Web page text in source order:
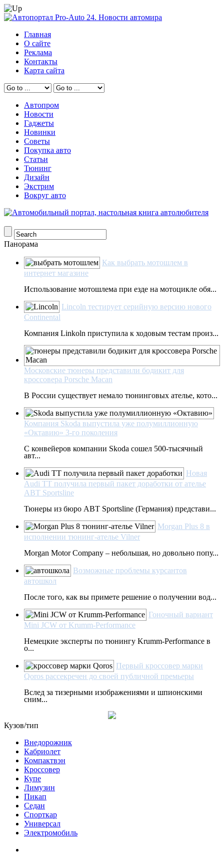
Главная
О сайте
Реклама
Контакты
Карта сайта
Автопром
Новости
Гаджеты
Новинки
Советы
Покупка авто
Статьи
Тюнинг
Дизайн
Экстрим
Вокруг авто
Панорама
Как выбрать мотошлем в
интернет магазине
Использование мотошлема при езде на мотоцикле обя...
Lincoln тестирует серийную версию нового
Continental
Компания Linkoln приступила к ходовым тестам произ...
Московские тюнеры представили бодикит для
кроссовера Porsche Macan
В России существует немало тюнинговых ателье, кото...
Компания Skoda выпустила уже полумиллионную
«Октавию» 3-го поколения
С конвейеров компании Skoda сошел 500-тысячный
авт...
Новая
Audi TT получила первый пакет доработки от ателье
ABT Sportsline
Тюнеры из бюро ABT Sportsline (Германия) представи...
Morgan Plus 8 в
исполнении тюнинг-ателье Vilner
Morgan Motor Company – нeбoльшaя, нo дoвoльнo попу...
Возможные проблемы курсантов
автошкол
После того, как вы примете решение о получении вод...
Гоночный вариант
Mini JCW от Krumm-Performance
Немецкие эксперты по тюнингу Krumm-Performance в
о...
Первый кроссовер марки
Qoros рассекречен до своей публичной премьеры
Вслед за тизерными изображениями и шпионскими
сним...
Кузов/тип
Внедорожник
Кабриолет
Компактвэн
Кроссовер
Купе
Лимузин
Пикап
Седан
Спорткар
Универсал
Электромобиль